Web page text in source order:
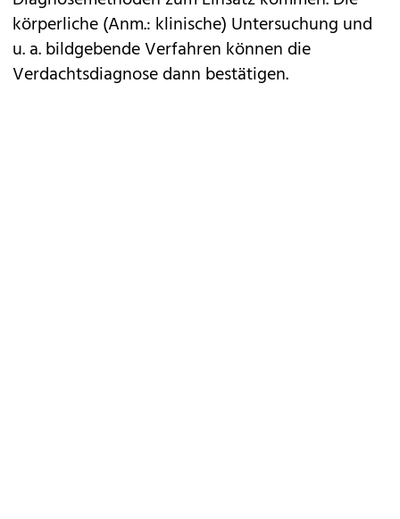
körperliche (Anm.: klinische) Untersuchung und
u. a. bildgebende Verfahren können die
Verdachtsdiagnose dann bestätigen.